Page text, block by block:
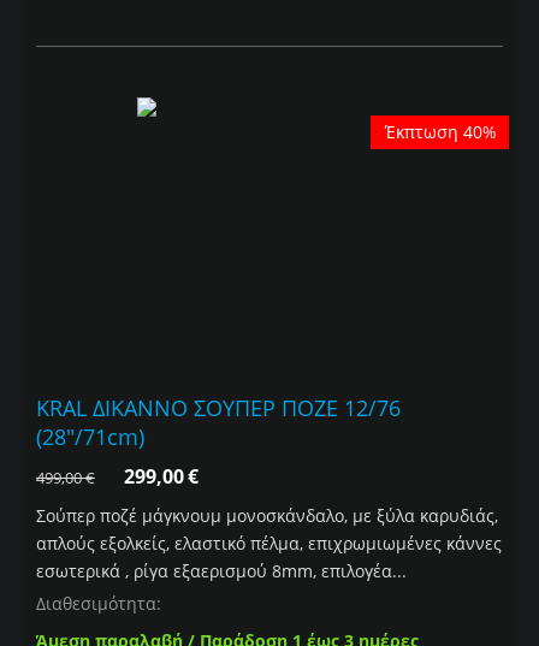
Έκπτωση 40%
KRAL ΔΙΚΑΝΝΟ ΣΟΥΠΕΡ ΠΟΖΕ 12/76
(28"/71cm)
499,00€ 299,00€
Σούπερ ποζέ μάγκνουμ μονοσκάνδαλο, με ξύλα καρυδιάς,
απλούς εξολκείς, ελαστικό πέλμα, επιχρωμιωμένες κάννες
εσωτερικά , ρίγα εξαερισμού 8mm, επιλογέα...
Διαθεσιμότητα:
Άμεση παραλαβή / Παράδοση 1 έως 3 ημέρες